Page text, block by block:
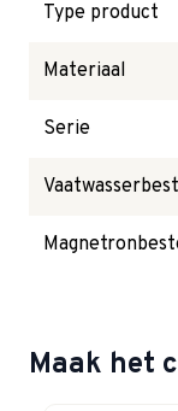
Type product
Materiaal
Serie
Maak het